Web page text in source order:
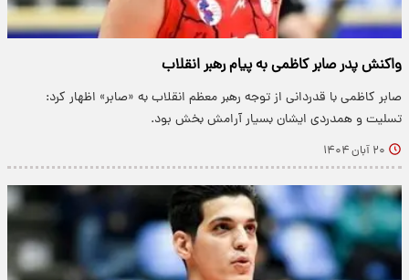
واکنش پدر صابر کاظمی به پیام رهبر انقلاب
صابر کاظمی با قدردانی از توجه رهبر معظم انقلاب به «صابر» اظهار کرد:
تسلیت و همدردی ایشان بسیار آرامش بخش بود.
۲۰ آبان ۱۴۰۴